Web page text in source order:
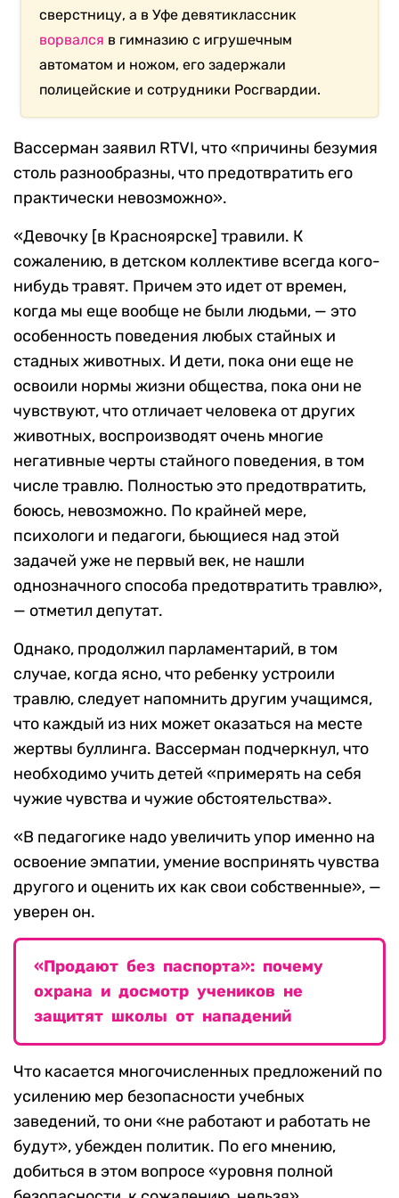
сверстницу, а в Уфе девятиклассник
ворвался в гимназию с игрушечным
автоматом и ножом, его задержали
полицейские и сотрудники Росгвардии.
Вассерман заявил RTVI, что «причины безумия
столь разнообразны, что предотвратить его
практически невозможно».
«Девочку [в Красноярске] травили. К
сожалению, в детском коллективе всегда кого-
нибудь травят. Причем это идет от времен,
когда мы еще вообще не были людьми, — это
особенность поведения любых стайных и
стадных животных. И дети, пока они еще не
освоили нормы жизни общества, пока они не
чувствуют, что отличает человека от других
животных, воспроизводят очень многие
негативные черты стайного поведения, в том
числе травлю. Полностью это предотвратить,
боюсь, невозможно. По крайней мере,
психологи и педагоги, бьющиеся над этой
задачей уже не первый век, не нашли
однозначного способа предотвратить травлю»,
— отметил депутат.
Однако, продолжил парламентарий, в том
случае, когда ясно, что ребенку устроили
травлю, следует напомнить другим учащимся,
что каждый из них может оказаться на месте
жертвы буллинга. Вассерман подчеркнул, что
необходимо учить детей «примерять на себя
чужие чувства и чужие обстоятельства».
«В педагогике надо увеличить упор именно на
освоение эмпатии, умение воспринять чувства
другого и оценить их как свои собственные», —
уверен он.
«Продают без паспорта»: почему
охрана и досмотр учеников не
защитят школы от нападений
Что касается многочисленных предложений по
усилению мер безопасности учебных
заведений, то они «не работают и работать не
будут», убежден политик. По его мнению,
добиться в этом вопросе «уровня полной